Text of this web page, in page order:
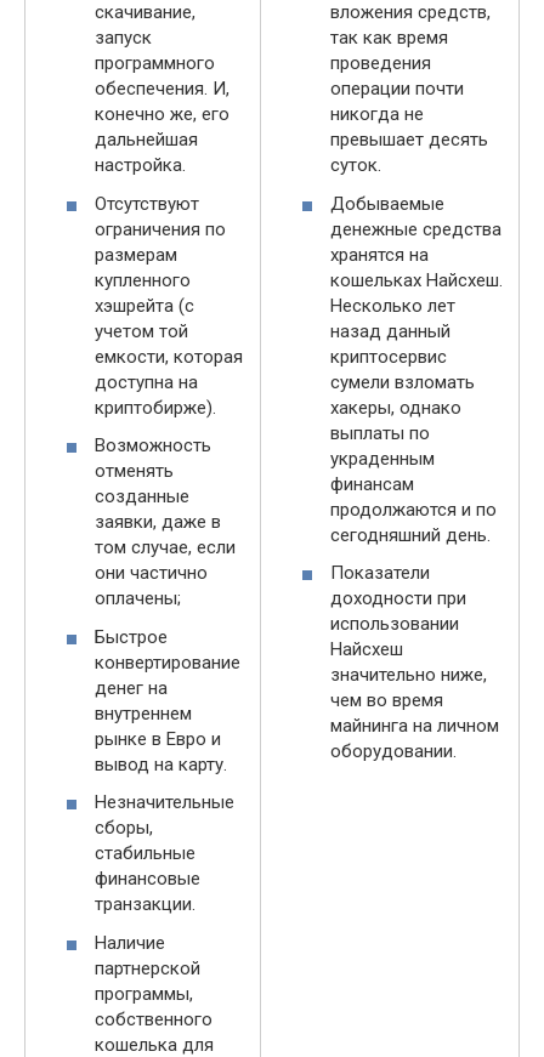
скачивание,
запуск
программного
обеспечения. И,
конечно же, его
дальнейшая
настройка.
Отсутствуют
ограничения по
размерам
купленного
хэшрейта (с
учетом той
емкости, которая
доступна на
криптобирже).
Возможность
отменять
созданные
заявки, даже в
том случае, если
они частично
оплачены;
Быстрое
конвертирование
денег на
внутреннем
рынке в Евро и
вывод на карту.
Незначительные
сборы,
стабильные
финансовые
транзакции.
Наличие
партнерской
программы,
собственного
кошелька для
вложения средств,
так как время
проведения
операции почти
никогда не
превышает десять
суток.
Добываемые
денежные средства
хранятся на
кошельках Найсхеш.
Несколько лет
назад данный
криптосервис
сумели взломать
хакеры, однако
выплаты по
украденным
финансам
продолжаются и по
сегодняшний день.
Показатели
доходности при
использовании
Найсхеш
значительно ниже,
чем во время
майнинга на личном
оборудовании.